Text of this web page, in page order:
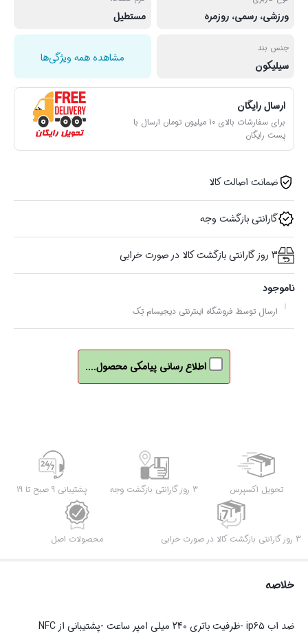
ورزشی، رسمی، روزمره مستطیل
جنس بند
سیلیکون
مشاهده همه ویژگی‌ها
ارسال رایگان
برای سفارشات بالای 10 میلیون تومان ارسال با
پست رایگان
ضمانت اصالت کالا
گارانتی بازگشت وجه
3 روز گارانتی بازگشت کالا در صورت خرابی
ناموجود
ارسال توسط فروشگاه اینترنتی دیجیسام تِک
اطلاع رسانی پیامکی محصول....
تحویل اکسپرس 3 روز گارانتی بازگشت وجه پشتیبانی 9 صبح تا 19
3 روز گارانتی بازگشت کالا در صورت خرابی محصولات اصل
خلاصه
ضد اب ip65 -ظرفیت باتری 240 میلی امپر ساعت -پشتیبانی از NFC